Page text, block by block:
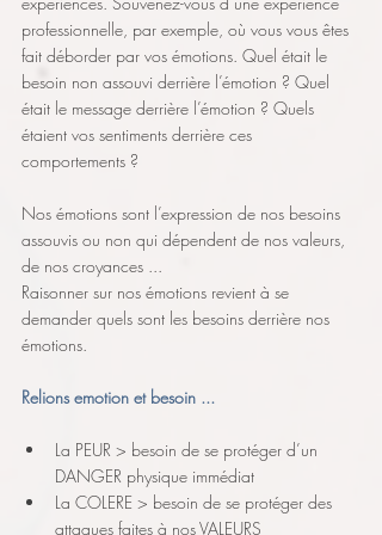
professionnelle, par exemple, où vous vous êtes
fait déborder par vos émotions. Quel était le
besoin non assouvi derrière l’émotion ? Quel
était le message derrière l’émotion ? Quels
étaient vos sentiments derrière ces
comportements ?
Nos émotions sont l’expression de nos besoins
assouvis ou non qui dépendent de nos valeurs,
de nos croyances ...
Raisonner sur nos émotions revient à se
demander quels sont les besoins derrière nos
émotions.
Relions emotion et besoin ...
La PEUR > besoin de se protéger d’un
DANGER physique immédiat
La COLERE > besoin de se protéger des
attaques faites à nos VALEURS